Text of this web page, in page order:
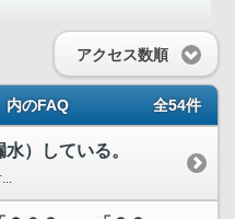
アクセス数順
内のFAQ 全54件
）している。